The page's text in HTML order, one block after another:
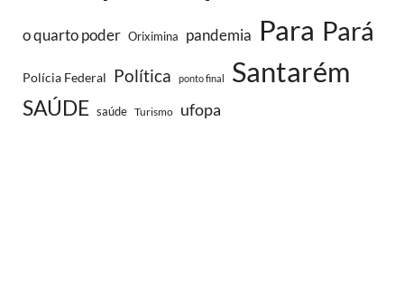
o quarto poder Oriximina pandemia Para Pará
Polícia Federal Política ponto final Santarém
SAÚDE saúde Turismo ufopa